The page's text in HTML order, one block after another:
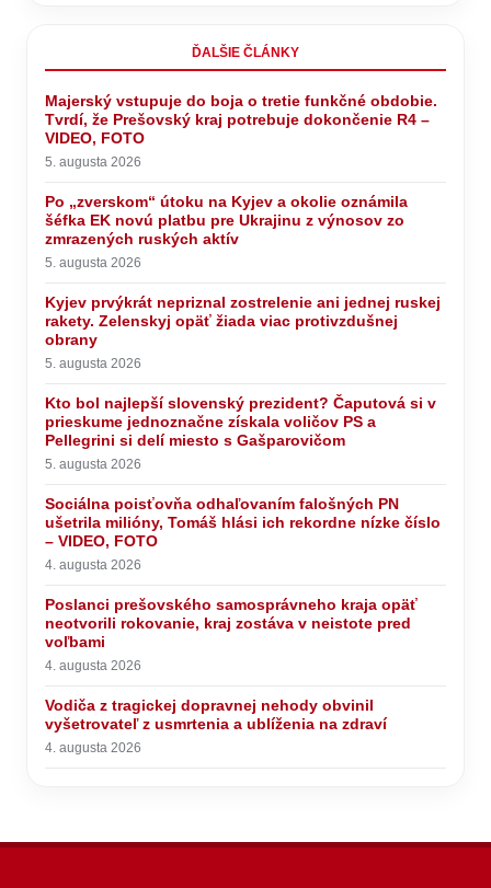
ĎALŠIE ČLÁNKY
Majerský vstupuje do boja o tretie funkčné obdobie.
Tvrdí, že Prešovský kraj potrebuje dokončenie R4 –
VIDEO, FOTO
5. augusta 2026
Po „zverskom“ útoku na Kyjev a okolie oznámila
šéfka EK novú platbu pre Ukrajinu z výnosov zo
zmrazených ruských aktív
5. augusta 2026
Kyjev prvýkrát nepriznal zostrelenie ani jednej ruskej
rakety. Zelenskyj opäť žiada viac protivzdušnej
obrany
5. augusta 2026
Kto bol najlepší slovenský prezident? Čaputová si v
prieskume jednoznačne získala voličov PS a
Pellegrini si delí miesto s Gašparovičom
5. augusta 2026
Sociálna poisťovňa odhaľovaním falošných PN
ušetrila milióny, Tomáš hlási ich rekordne nízke číslo
– VIDEO, FOTO
4. augusta 2026
Poslanci prešovského samosprávneho kraja opäť
neotvorili rokovanie, kraj zostáva v neistote pred
voľbami
4. augusta 2026
Vodiča z tragickej dopravnej nehody obvinil
vyšetrovateľ z usmrtenia a ublíženia na zdraví
4. augusta 2026